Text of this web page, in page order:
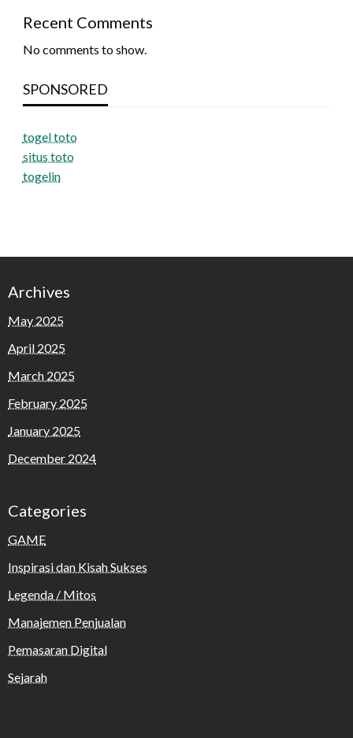
Recent Comments
No comments to show.
SPONSORED
togel toto
situs toto
togelin
Archives
May 2025
April 2025
March 2025
February 2025
January 2025
December 2024
Categories
GAME
Inspirasi dan Kisah Sukses
Legenda / Mitos
Manajemen Penjualan
Pemasaran Digital
Sejarah